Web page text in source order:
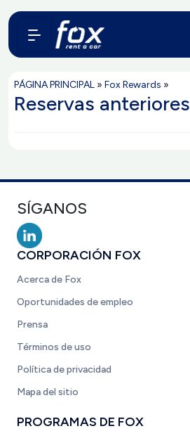
PÁGINA PRINCIPAL » Fox Rewards »
Reservas anteriores
SÍGANOS
CORPORACIÓN FOX
Acerca de Fox
Oportunidades de empleo
Prensa
Términos de uso
Política de privacidad
Mapa del sitio
PROGRAMAS DE FOX